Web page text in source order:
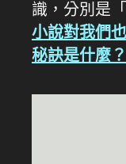
識，分別是「
小說對我們
秘訣是什麼？